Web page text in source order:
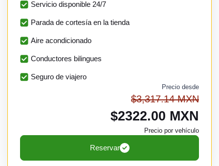
Servicio disponible 24/7
Parada de cortesía en la tienda
Aire acondicionado
Conductores bilingues
Seguro de viajero
Precio desde
$3,317.14 MXN
$2322.00 MXN
Precio por vehículo
Reservar